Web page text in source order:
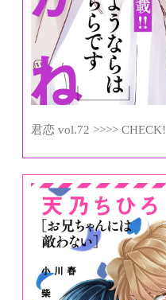
君恋 vol.72 >>>> CHECK!